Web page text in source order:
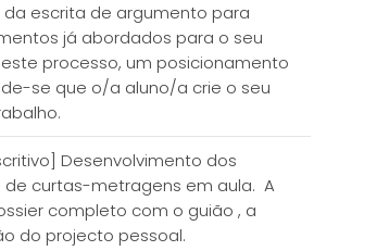
escrita de argumento para
já abordados para o seu
processo, um posicionamento
se que o/a aluno/a crie o seu
Desenvolvimento dos
de curtas-metragens em aula. A
completo com o guião , a
do projecto pessoal.